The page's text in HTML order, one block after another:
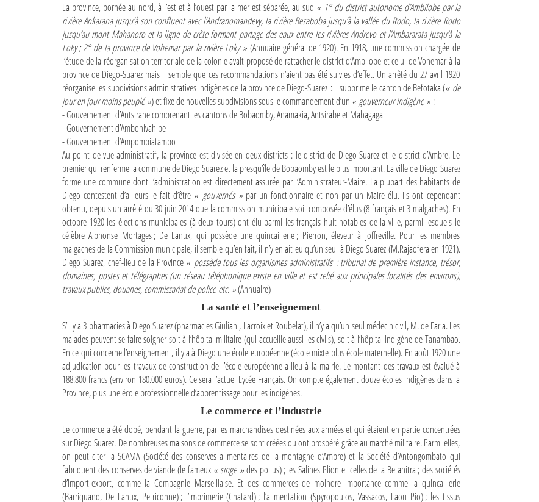
La province, bornée au nord, à l’est et à l’ouest par la mer est séparée, au sud « 1° du district autonome d’Ambilobe par la
rivière Ankarana jusqu’à son confluent avec l’Andranomandevy, la rivière Besaboba jusqu’à la vallée du Rodo, la rivière Rodo
jusqu’au mont Mahanoro et la ligne de crête formant partage des eaux entre les rivières Andrevo et l’Ambararata jusqu’à la
Loky ; 2° de la province de Vohemar par la rivière Loky » (Annuaire général de 1920). En 1918, une commission chargée de
l’étude de la réorganisation territoriale de la colonie avait proposé de rattacher le district d’Ambilobe et celui de Vohemar à la
province de Diego-Suarez mais il semble que ces recommandations n’aient pas été suivies d’effet. Un arrêté du 27 avril 1920
réorganise les subdivisions administratives indigènes de la province de Diego-Suarez : il supprime le canton de Befotaka (« de
jour en jour moins peuplé ») et fixe de nouvelles subdivisions sous le commandement d’un « gouverneur indigène » :
- Gouvernement d’Antsirane comprenant les cantons de Bobaomby, Anamakia, Antsirabe et Mahagaga
- Gouvernement d’Ambohivahibe
- Gouvernement d’Ampombiatambo
Au point de vue administratif, la province est divisée en deux districts : le district de Diego-Suarez et le district d’Ambre. Le
premier qui renferme la commune de Diego Suarez et la presqu’île de Bobaomby est le plus important. La ville de Diego Suarez
forme une commune dont l’administration est directement assurée par l’Administrateur-Maire. La plupart des habitants de
Diego contestent d’ailleurs le fait d’être « gouvernés »par un fonctionnaire et non par un Maire élu. Ils ont cependant
obtenu, depuis un arrêté du 30 juin 2014 que la commission municipale soit composée d’élus (8 français et 3 malgaches). En
octobre 1920 les élections municipales (à deux tours) ont élu parmi les français huit notables de la ville, parmi lesquels le
célèbre Alphonse Mortages ; De Lanux, qui possède une quincaillerie ; Pierron, éleveur à Joffreville. Pour les membres
malgaches de la Commission municipale, il semble qu’en fait, il n’y en ait eu qu’un seul à Diego Suarez (M.Rajaofera en 1921).
Diego Suarez, chef-lieu de la Province « possède tous les organismes administratifs : tribunal de première instance, trésor,
domaines, postes et télégraphes (un réseau téléphonique existe en ville et est relié aux principales localités des environs),
travaux publics, douanes, commissariat de police etc. »(Annuaire)
La santé et l’enseignement
S’il y a 3 pharmacies à Diego Suarez (pharmacies Giuliani, Lacroix et Roubelat), il n’y a qu’un seul médecin civil, M. de Faria. Les
malades peuvent se faire soigner soit à l’hôpital militaire (qui accueille aussi les civils), soit à l’hôpital indigène de Tanambao.
En ce qui concerne l’enseignement, il y a à Diego une école européenne (école mixte plus école maternelle). En août 1920 une
adjudication pour les travaux de construction de l’école européenne a lieu à la mairie. Le montant des travaux est évalué à
188.800 francs (environ 180.000 euros). Ce sera l’actuel Lycée Français. On compte également douze écoles indigènes dans la
Province, plus une école professionnelle d’apprentissage pour les indigènes.
Le commerce et l’industrie
Le commerce a été dopé, pendant la guerre, par les marchandises destinées aux armées et qui étaient en partie concentrées
sur Diego Suarez. De nombreuses maisons de commerce se sont créées ou ont prospéré grâce au marché militaire. Parmi elles,
on peut citer la SCAMA (Société des conserves alimentaires de la montagne d’Ambre) et la Société d’Antongombato qui
fabriquent des conserves de viande (le fameux « singe »des poilus) ; les Salines Plion et celles de la Betahitra ; des sociétés
d’import-export, comme la Compagnie Marseillaise. Et des commerces de moindre importance comme la quincaillerie
(Barriquand, De Lanux, Petriconne) ; l’imprimerie (Chatard) ; l’alimentation (Spyropoulos, Vassacos, Laou Pio) ; les tissus